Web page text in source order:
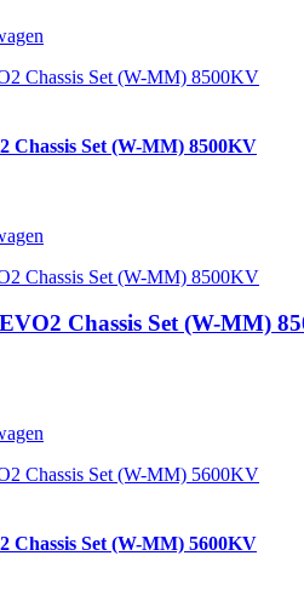
Chassis Set (W-MM) 8500KV
Chassis Set (W-MM)
Chassis Set (W-MM) 5600KV